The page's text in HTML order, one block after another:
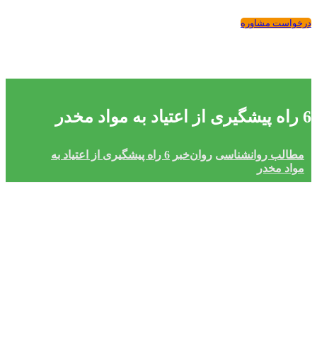
درخواست مشاوره
6 راه پیشگیری از اعتیاد به مواد مخدر
مطالب روانشناسی روان‌خبر
6 راه پیشگیری از اعتیاد به
مواد مخدر